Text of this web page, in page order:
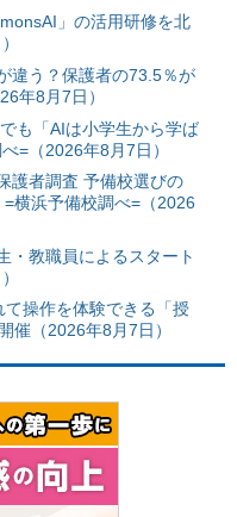
」の活用研修を北
違う？保護者の73.5％が
年8月7日）
も「AIは小学生から学ば
=（2026年8月7日）
護者調査 予備校選びの
横浜予備校調べ=（2026
・教職員によるスタート
操作を体験できる「授
催（2026年8月7日）